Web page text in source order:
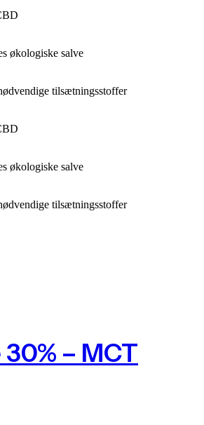
økologiske salve
tilsætningsstoffer
økologiske salve
tilsætningsstoffer
– MCT